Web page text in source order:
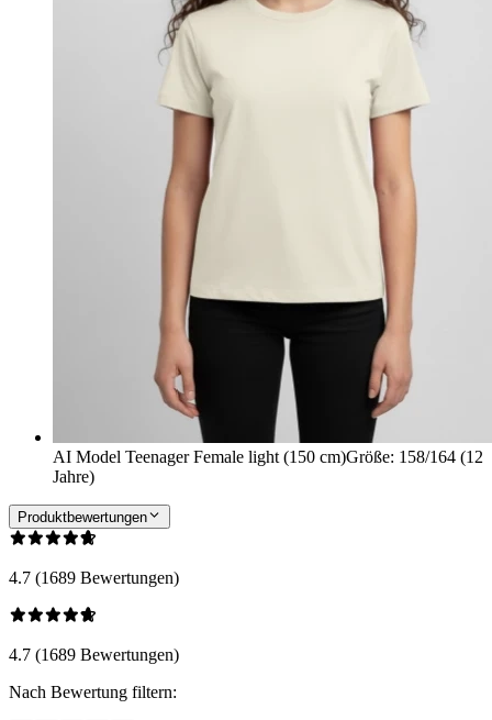
AI Model Teenager Female light (150 cm)Größe: 158/164 (12
Jahre)
Produktbewertungen
4.7 (1689 Bewertungen)
4.7 (1689 Bewertungen)
Nach Bewertung filtern: